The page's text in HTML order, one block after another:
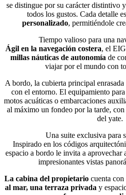
se distingue por su carácter distintivo
todos los gustos. Cada detalle
personalizado, permitiéndole
Tiempo valioso para una
Ágil en la navegación costera, el
millas náuticas de autonomía de
viajar por el mundo con
A bordo, la cubierta principal
con el entorno. El equipamiento
motos acuáticas o embarcaciones
al máximo un fondeo por la tarde,
del yate.
Una suite exclusiva para
Inspirado en los códigos
espacio a bordo le invita a
impresionantes vistas
La cabina del propietariocuenta con
al mar, una terraza privada y